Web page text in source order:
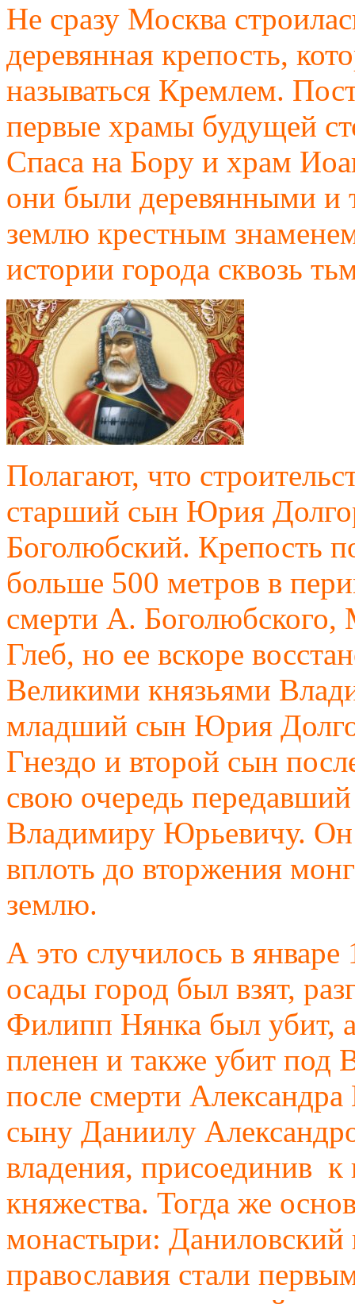
Не сразу Москва
деревянная крепость,
называться Кремлем.
первые храмы будущей
Спаса на Бору и храм
они были деревянными и
землю крестным
истории города сквозь
Полагают, что
старший сын Юрия
Боголюбский. Крепость
больше 500 метров в
смерти А. Боголюбского,
Глеб, но ее вскоре
Великими князьями
младший сын Юрия
Гнездо и второй сын
свою очередь
Владимиру Юрьевичу. Он
вплоть до вторжения
землю.
А это случилось в
осады город был взят,
Филипп Нянка был убит,
пленен и также убит под
после смерти
сыну Даниилу
владения, присоединив
княжества. Тогда же
монастыри: Даниловский
православия стали